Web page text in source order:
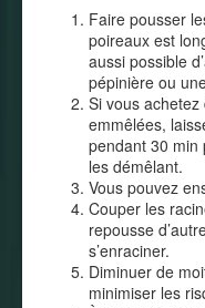
Faire pousser
poireaux est
aussi possible
pépinière ou
Si vous
emmêlées,
pendant 30 min
les démêlant.
Vous pouvez
Couper les
repousse
s’enraciner.
Diminuer de
minimiser les